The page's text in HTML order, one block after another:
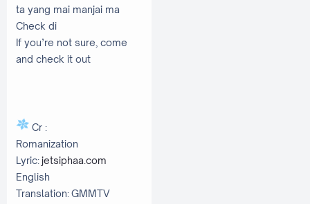
ta yang mai manjai ma
Check di
If you’re not sure, come
and check it out
Cr :
Romanization
Lyric:jetsiphaa.com
English
Translation: GMMTV